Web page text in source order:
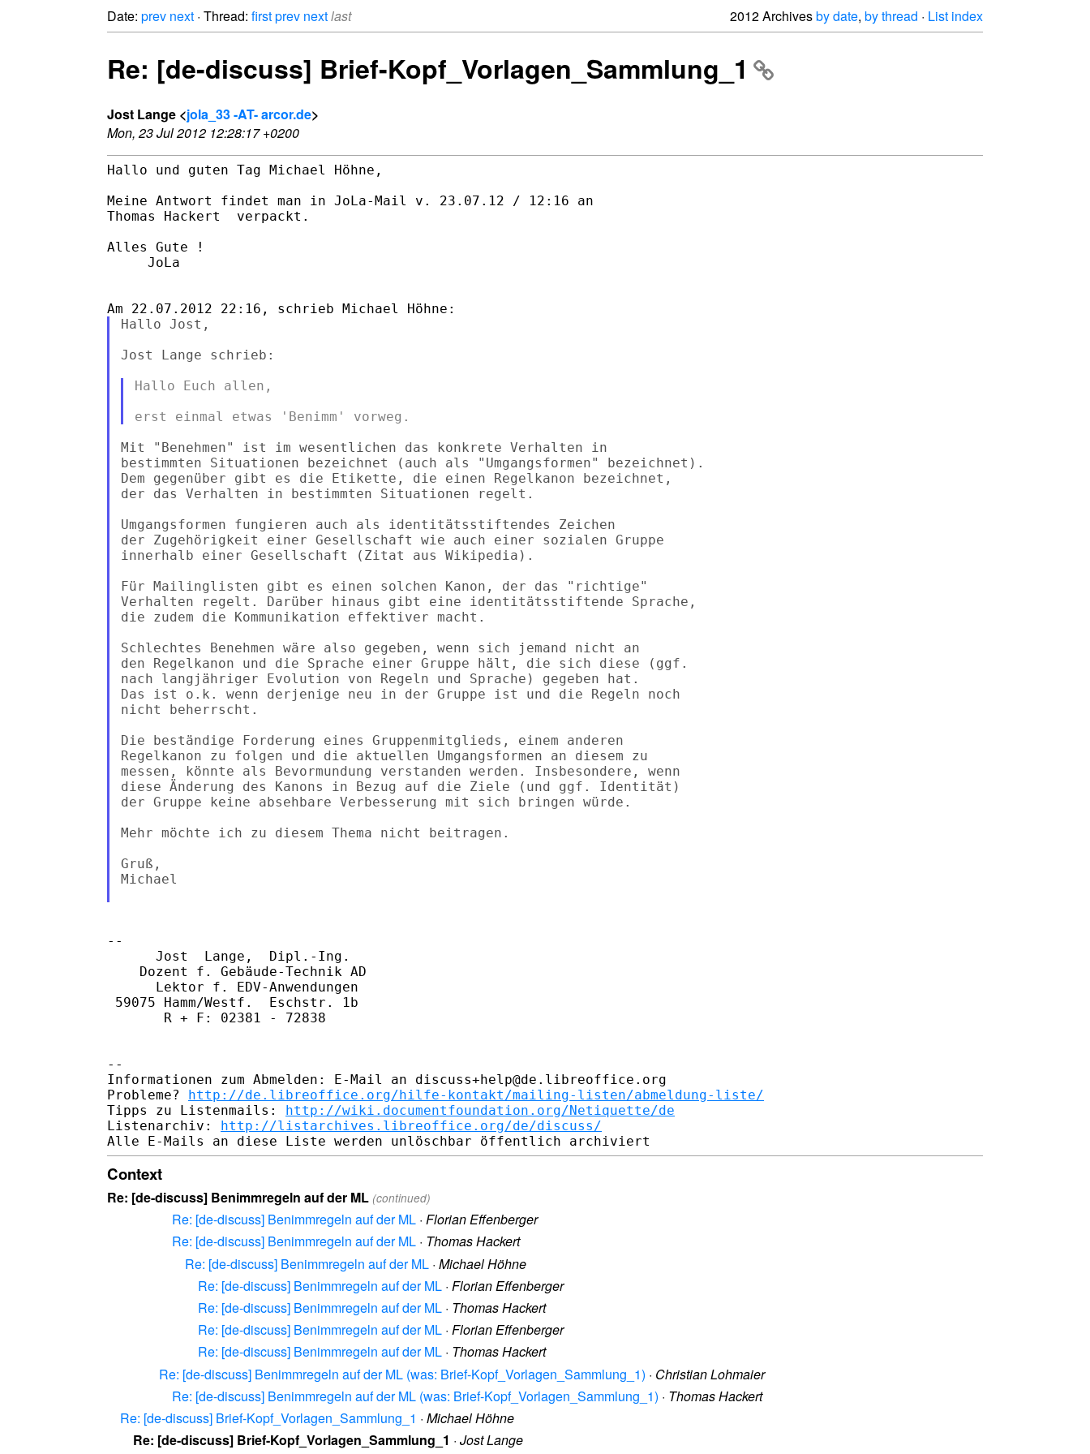
Date: prev next · Thread: firstprev nextlast 2012 Archivesby date, by thread · List index
Re: [de-discuss] Brief-Kopf_Vorlagen_Sammlung_1
Jost Lange <jola_33 -AT- arcor.de>
Mon, 23 Jul 2012 12:28:17 +0200
Hallo und guten Tag Michael Höhne,
Meine Antwort findet man in JoLa-Mail v. 23.07.12 / 12:16 an
Thomas Hackert  verpackt.
Alles Gute !
     JoLa
Hallo Jost,
Jost Lange schrieb:
Hallo Euch allen,
Mit "Benehmen" ist im wesentlichen das konkrete Verhalten in
bestimmten Situationen bezeichnet (auch als "Umgangsformen" bezeichnet).
Dem gegenüber gibt es die Etikette, die einen Regelkanon bezeichnet,
der das Verhalten in bestimmten Situationen regelt.
Umgangsformen fungieren auch als identitätsstiftendes Zeichen
der Zugehörigkeit einer Gesellschaft wie auch einer sozialen Gruppe
innerhalb einer Gesellschaft (Zitat aus Wikipedia).
Für Mailinglisten gibt es einen solchen Kanon, der das "richtige"
Verhalten regelt. Darüber hinaus gibt eine identitätsstiftende Sprache,
die zudem die Kommunikation effektiver macht.
Schlechtes Benehmen wäre also gegeben, wenn sich jemand nicht an
den Regelkanon und die Sprache einer Gruppe hält, die sich diese (ggf.
nach langjähriger Evolution von Regeln und Sprache) gegeben hat.
Das ist o.k. wenn derjenige neu in der Gruppe ist und die Regeln noch
nicht beherrscht.
Die beständige Forderung eines Gruppenmitglieds, einem anderen
Regelkanon zu folgen und die aktuellen Umgangsformen an diesem zu
messen, könnte als Bevormundung verstanden werden. Insbesondere, wenn
diese Änderung des Kanons in Bezug auf die Ziele (und ggf. Identität)
der Gruppe keine absehbare Verbesserung mit sich bringen würde.
Mehr möchte ich zu diesem Thema nicht beitragen.
Gruß,
Michael
--
      Jost  Lange,  Dipl.-Ing.
    Dozent f. Gebäude-Technik AD
      Lektor f. EDV-Anwendungen
59075 Hamm/Westf.  Eschstr. 1b
       R + F: 02381 - 72838
--
Informationen zum Abmelden: E-Mail an discuss+help@de.libreoffice.org
Probleme? http://de.libreoffice.org/hilfe-kontakt/mailing-listen/abmeldung-liste/
Tipps zu Listenmails: http://wiki.documentfoundation.org/Netiquette/de
Listenarchiv: http://listarchives.libreoffice.org/de/discuss/
Context
Re: [de-discuss] Benimmregeln auf der ML (continued)
Re: [de-discuss] Benimmregeln auf der ML · Florian Effenberger
Re: [de-discuss] Benimmregeln auf der ML · Thomas Hackert
Re: [de-discuss] Benimmregeln auf der ML · Michael Höhne
Re: [de-discuss] Benimmregeln auf der ML · Florian Effenberger
Re: [de-discuss] Benimmregeln auf der ML · Thomas Hackert
Re: [de-discuss] Benimmregeln auf der ML · Florian Effenberger
Re: [de-discuss] Benimmregeln auf der ML · Thomas Hackert
Re: [de-discuss] Benimmregeln auf der ML (was: Brief-Kopf_Vorlagen_Sammlung_1) · Christian Lohmaier
Re: [de-discuss] Benimmregeln auf der ML (was: Brief-Kopf_Vorlagen_Sammlung_1) · Thomas Hackert
Re: [de-discuss] Brief-Kopf_Vorlagen_Sammlung_1 · Michael Höhne
Re: [de-discuss] Brief-Kopf_Vorlagen_Sammlung_1 · Jost Lange